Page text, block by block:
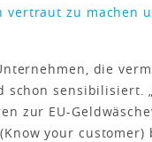
vertraut zu machen
die
schon sensibilisiert.
zur EU-
your